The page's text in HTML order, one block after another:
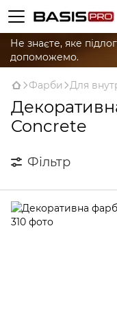
Не знаєте, яке
допоможемо.
Фарби Для
Concrete
Фільтр